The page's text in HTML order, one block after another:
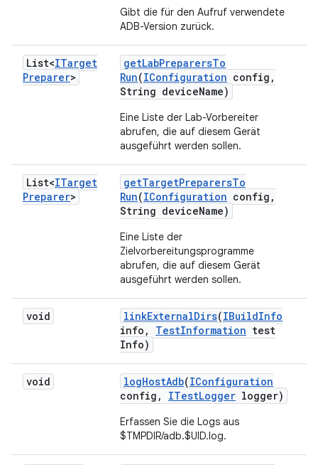
Gibt die für den Aufruf verwendete
ADB-Version zurück.
List<ITarget
Preparer>
getLabPreparersTo
Run(IConfiguration config ,
String deviceName)
Eine Liste der Lab-Vorbereiter
abrufen, die auf diesem Gerät
ausgeführt werden sollen.
List<ITarget
Preparer>
getTargetPreparersTo
Run(IConfiguration config ,
String deviceName)
Eine Liste der
Zielvorbereitungsprogramme
abrufen, die auf diesem Gerät
ausgeführt werden sollen.
void linkExternalDirs(IBuildInfo
info , TestInformation test
Info)
void logHostAdb(IConfiguration
config , ITestLogger logger)
Erfassen Sie die Logs aus
$TMPDIR/adb.$UID.log.